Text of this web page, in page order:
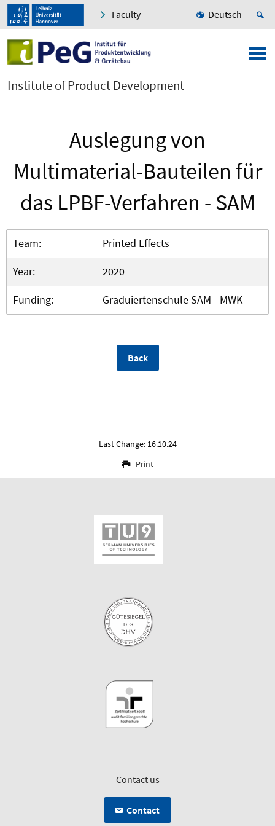
Faculty Deutsch
Institute of Product Development
Auslegung von
Multimaterial-Bauteilen für
das LPBF-Verfahren - SAM
Team:
Printed Effects
Year:
2020
Funding:
Graduiertenschule SAM - MWK
Back
Last Change: 16.10.24
Print
Contact us
Contact